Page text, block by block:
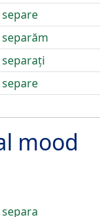
separe
separăm
separați
separe
mood
separa